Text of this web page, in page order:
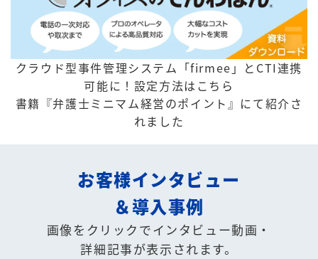
クラウド型事件管理システム「firmee」とCTI連携
可能に！ 設定方法はこちら
書籍『弁護士ミニマム経営のポイント』にて紹介さ
れました
お客様インタビュー
＆導入事例
画像をクリックでインタビュー動画・
詳細記事が表示されます。